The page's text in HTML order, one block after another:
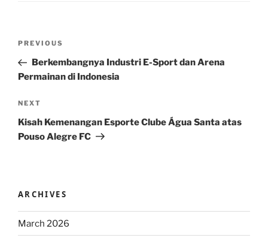
Previous
Post
PREVIOUS
Berkembangnya Industri E-Sport dan Arena
Permainan di Indonesia
Next
Post
NEXT
Kisah Kemenangan Esporte Clube Água Santa atas
Pouso Alegre FC
ARCHIVES
March 2026